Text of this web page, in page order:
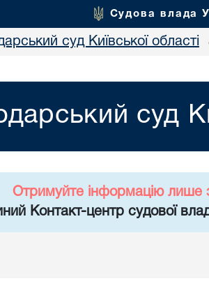
Судова влада
суд Київської області
суд
Отримуйте інформацію лише
Контакт-центр судової